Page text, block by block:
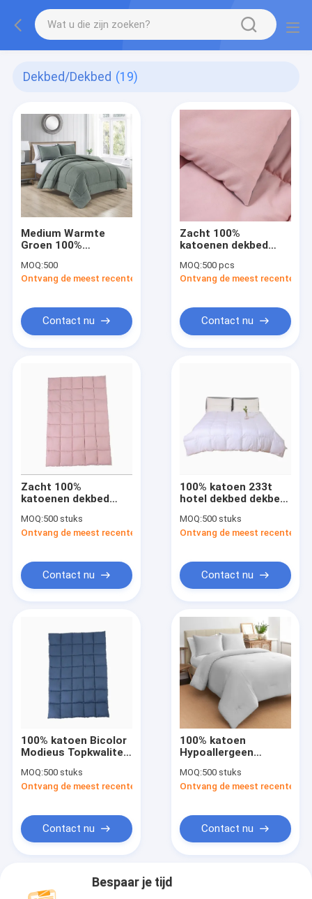
Dekbed/dekbed (19)
Medium Warmte
Groen 100%
Polyester vulmachine
Wasbaar /
MOQ:500
Ontvang de meest recente Prijs
Contact nu
Zacht 100%
katoenen dekbed
microfiber dekbed
gekleurd
MOQ:500 pcs
Ontvang de meest recente
Contact nu
Zacht 100%
katoenen dekbed
microfiber dekbed
gekleurd
MOQ:500 stuks
Ontvang de meest recente Prijs
Contact nu
100% katoen 233t
hotel dekbed dekbed
MOQ:500 stuks
Ontvang de meest recente
Contact nu
100% katoen Bicolor
Modieus Topkwaliteit
Manufacturer
MOQ:500 stuks
Ontvang de meest recente Prijs
Contact nu
100% katoen
Hypoallergeen
zachtheid
MOQ:500 stuks
Ontvang de meest recente
Contact nu
Bespaar je tijd